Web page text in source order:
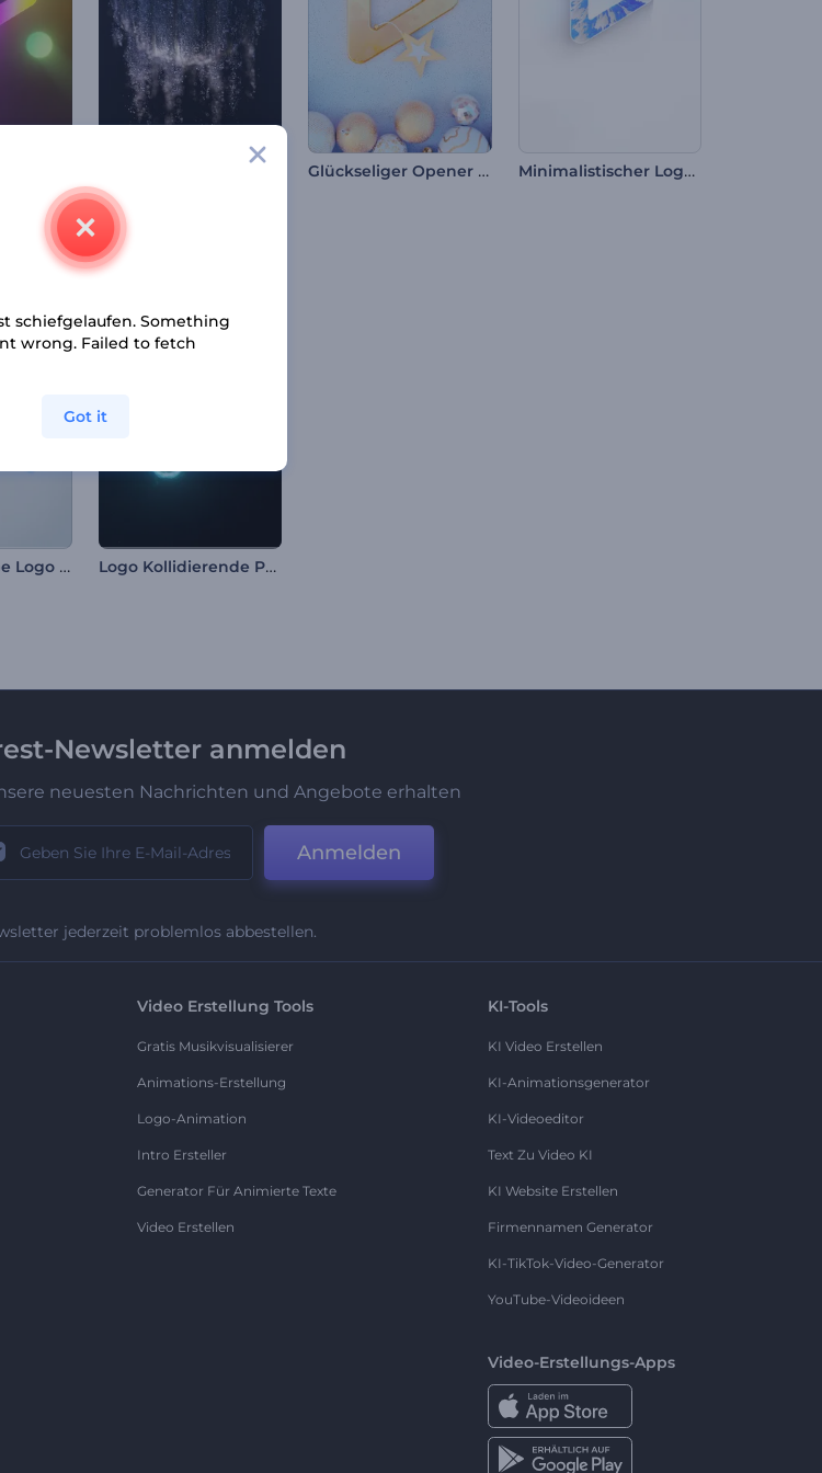
Glückseliger Opener für Weihnachten Minimalistischer Logo Opener
Seidengewebe Logo Reveal Logo Kollidierende Partikel
Newsletter anmelden
neuesten Nachrichten und Angebote erhalten
Anmelden
jederzeit problemlos abbestellen.
Video Erstellung Tools
Gratis Musikvisualisierer
Animations-Erstellung
Logo-Animation
Intro Ersteller
Generator Für Animierte Texte
Video Erstellen
KI-Tools
KI Video Erstellen
KI-Animationsgenerator
KI-Videoeditor
Text Zu Video KI
KI Website Erstellen
Firmennamen Generator
KI-TikTok-Video-Generator
YouTube-Videoideen
Video-Erstellungs-Apps
schiefgelaufen. Something
wrong. Failed to fetch
Got it